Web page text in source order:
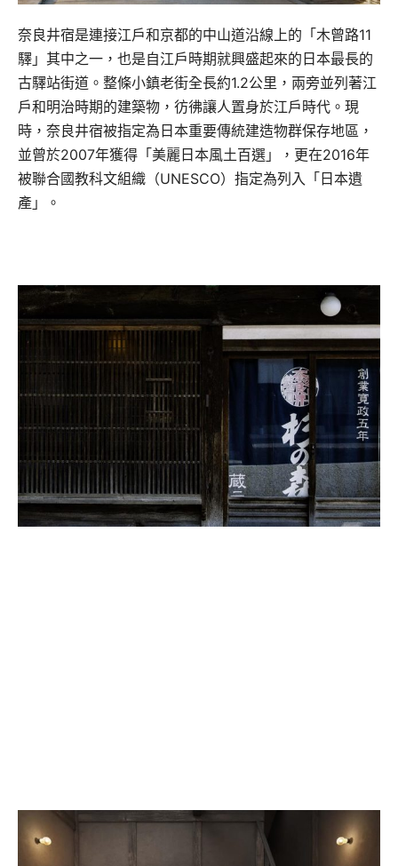
奈良井宿是連接江戶和京都的中山道沿線上的「木曾路11
驛」其中之一，也是自江戶時期就興盛起來的日本最長的
古驛站街道。整條小鎮老街全長約1.2公里，兩旁並列著江
戶和明治時期的建築物，彷彿讓人置身於江戶時代。現
時，奈良井宿被指定為日本重要傳統建造物群保存地區，
並曾於2007年獲得「美麗日本風土百選」，更在2016年
被聯合國教科文組織（UNESCO）指定為列入「日本遺
產」。